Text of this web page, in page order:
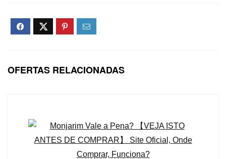
OFERTAS RELACIONADAS